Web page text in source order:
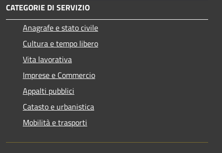
CATEGORIE DI SERVIZIO
Anagrafe e stato civile
Cultura e tempo libero
Vita lavorativa
Imprese e Commercio
Appalti pubblici
Catasto e urbanistica
Mobilità e trasporti